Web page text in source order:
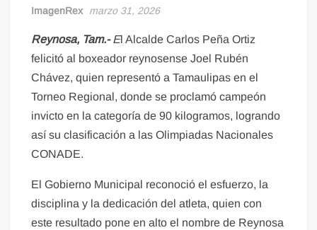
ImagenRex marzo 31, 2026
Reynosa, Tam.-El Alcalde Carlos Peña Ortiz
felicitó al boxeador reynosense Joel Rubén
Chávez, quien representó a Tamaulipas en el
Torneo Regional, donde se proclamó campeón
invicto en la categoría de 90 kilogramos, logrando
así su clasificación a las Olimpiadas Nacionales
CONADE.
El Gobierno Municipal reconoció el esfuerzo, la
disciplina y la dedicación del atleta, quien con
este resultado pone en alto el nombre de Reynosa